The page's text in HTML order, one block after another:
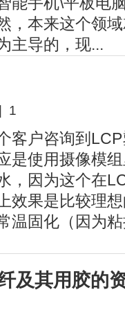
，本来这个领
主导的，现...
| 1
客户咨询到
是使用摄像模
，因为这个在
效果是比较理
温固化（因为
及其用胶的